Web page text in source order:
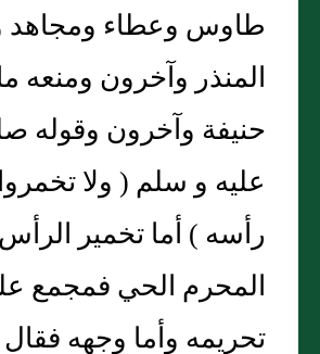
طاوس وعطاء ومجاهد
المنذر وآخرون ومنعه
حنيفة وآخرون وقوله
عليه و سلم ( ولا
رأسه ) أما تخمير
المحرم الحي فمجمع
تحريمه وأما وجهه